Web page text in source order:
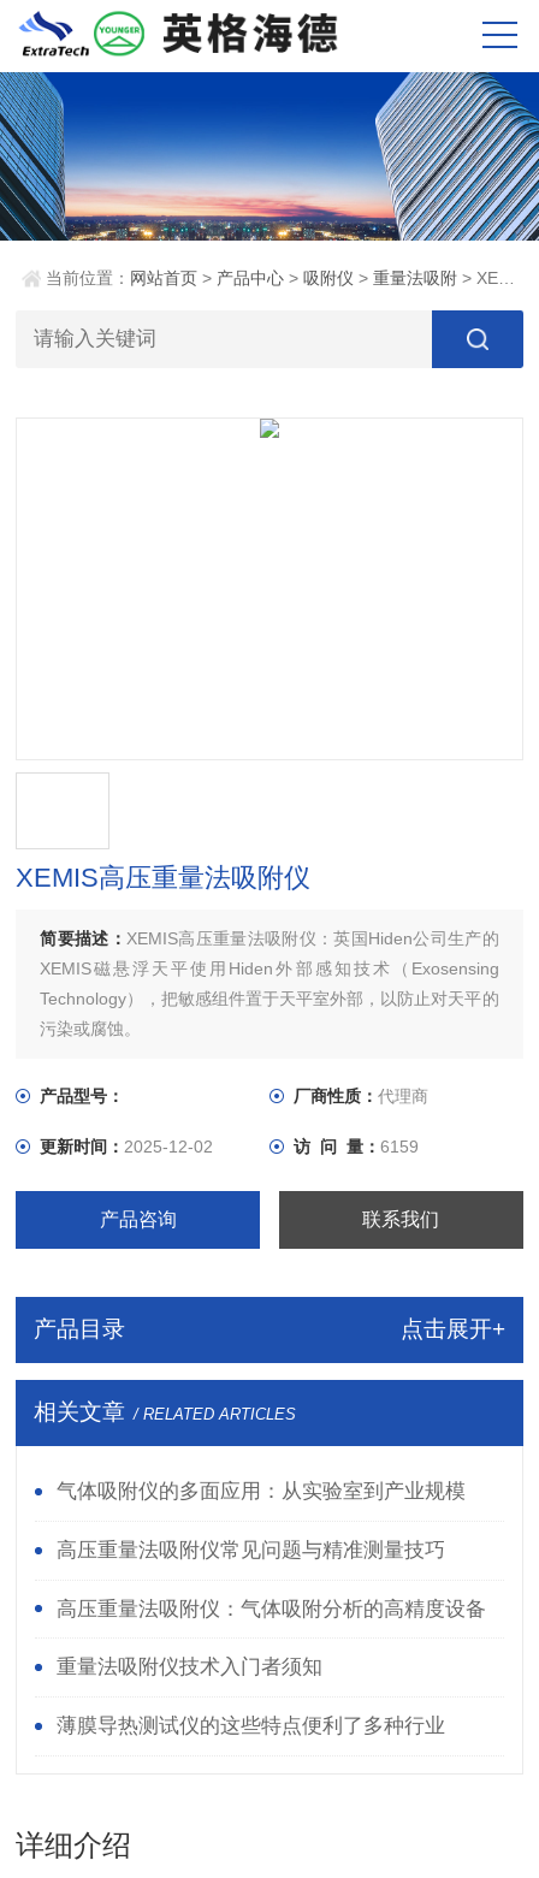
当前位置： 网站首页 > 产品中心 >吸附仪 >重量法吸附 > XEMIS高压重量法吸附仪
XEMIS高压重量法吸附仪
简要描述： XEMIS高压重量法吸附仪：英国Hiden公司生产的
XEMIS磁悬浮天平使用Hiden外部感知技术（Exosensing
Technology），把敏感组件置于天平室外部，以防止对天平的
污染或腐蚀。
·所包含Hiden Isochema控制软件，能记录动力学数据与吸附
产品型号： 厂商性质： 代理商
更新时间： 2025-12-02 访 问 量： 6159
产品咨询 联系我们
产品目录 点击展开+
相关文章 / RELATED ARTICLES
气体吸附仪的多面应用：从实验室到产业规模
高压重量法吸附仪常见问题与精准测量技巧
高压重量法吸附仪：气体吸附分析的高精度设备
重量法吸附仪技术入门者须知
薄膜导热测试仪的这些特点便利了多种行业
详细介绍